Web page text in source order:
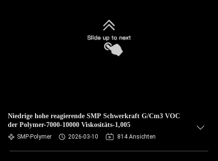
Niedrige hohe reagierende SMP Schwerkraft G/Cm3 VOC
der Polymer-7000-10000 Viskositäts-1,005
SMP-Polymer 2026-03-10 814 Ansichten